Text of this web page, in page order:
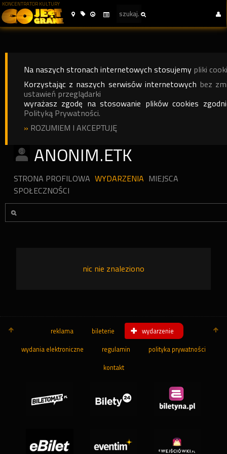
KONCENTRATOR KULTURY
Na naszych stronach internetowych stosujemy pliki
Korzystając z naszych serwisów internetowych bez
ustawień przeglądarki
wyrażasz zgodę na stosowanie plików cookies
Polityką Prywatności.
» ROZUMIEM I AKCEPTUJĘ
ANONIM.ETK
STRONA PROFILOWA WYDARZENIA MIEJSCA
SPOŁECZNOŚCI
nic nie znaleziono
reklama bileterie wydarzenie
wydania elektroniczne regulamin polityka prywatności
kontakt